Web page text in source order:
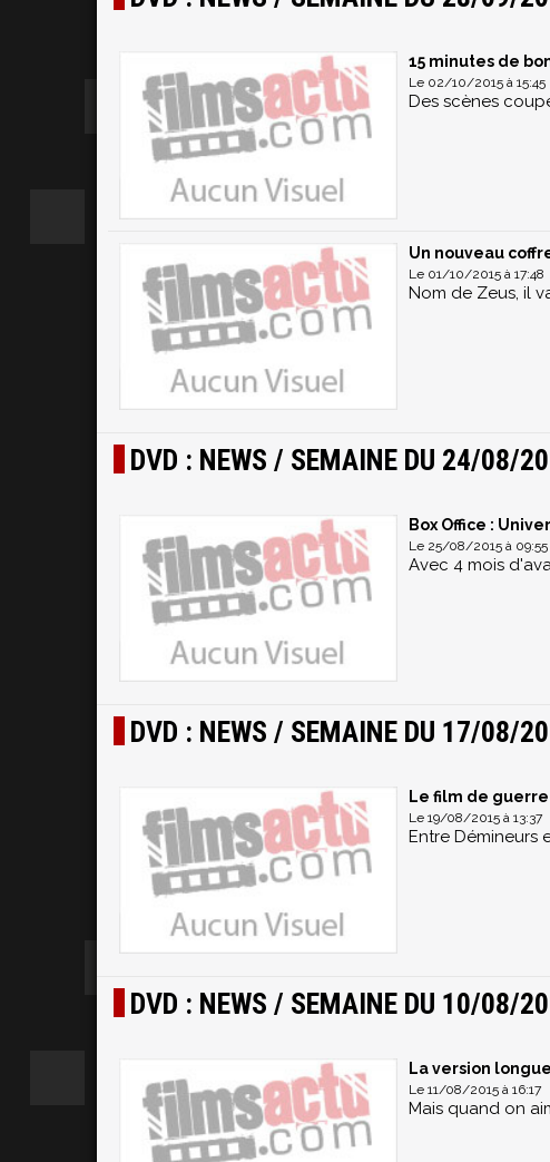
15 minutes de
Le 02/10/2015 à 15:45
Des scènes
Un nouveau
Le 01/10/2015 à 17:48
Nom de Zeus, il
DVD : NEWS / SEMAINE DU 24/08/
Box Office :
Le 25/08/2015 à 09:55
Avec 4 mois
DVD : NEWS / SEMAINE DU 17/08/
Le film de guerre
Le 19/08/2015 à 13:37
Entre Démineurs
DVD : NEWS / SEMAINE DU 10/08/
La version
Le 11/08/2015 à 16:17
Mais quand on